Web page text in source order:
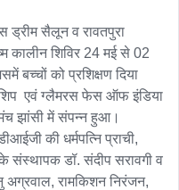
ड्रीम सैलून व रावतपुरा
कालीन शिविर 24 मई से 02
बच्चों को प्रशिक्षण दिया
एवं ग्लैमरस फेस ऑफ इंडिया
झांसी में संपन्न हुआ।
की धर्मपत्नि प्राची,
संस्थापक डॉ. संदीप सरावगी व
रामकिशन निरंजन,